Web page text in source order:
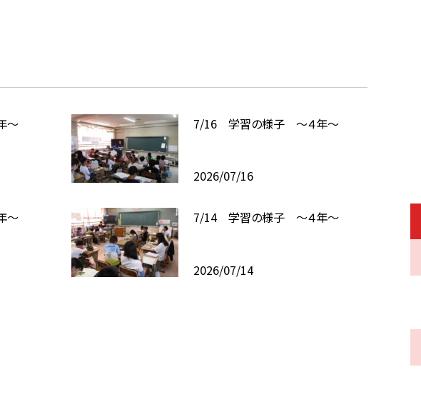
～ 7/16 学習の様子 ～４年～
2026/07/16
～ 7/14 学習の様子 ～４年～
2026/07/14